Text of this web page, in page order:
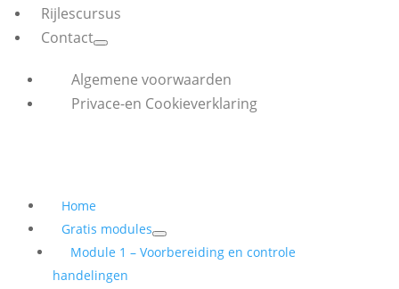
Rijlescursus
Contact
Algemene voorwaarden
Privace-en Cookieverklaring
Home
Gratis modules
Module 1 – Voorbereiding en controle
handelingen